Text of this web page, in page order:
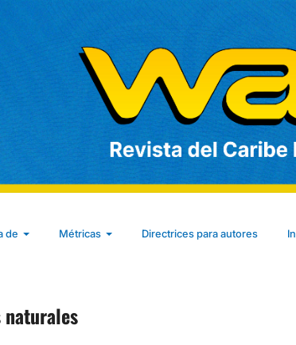
de Métricas Directrices para autores